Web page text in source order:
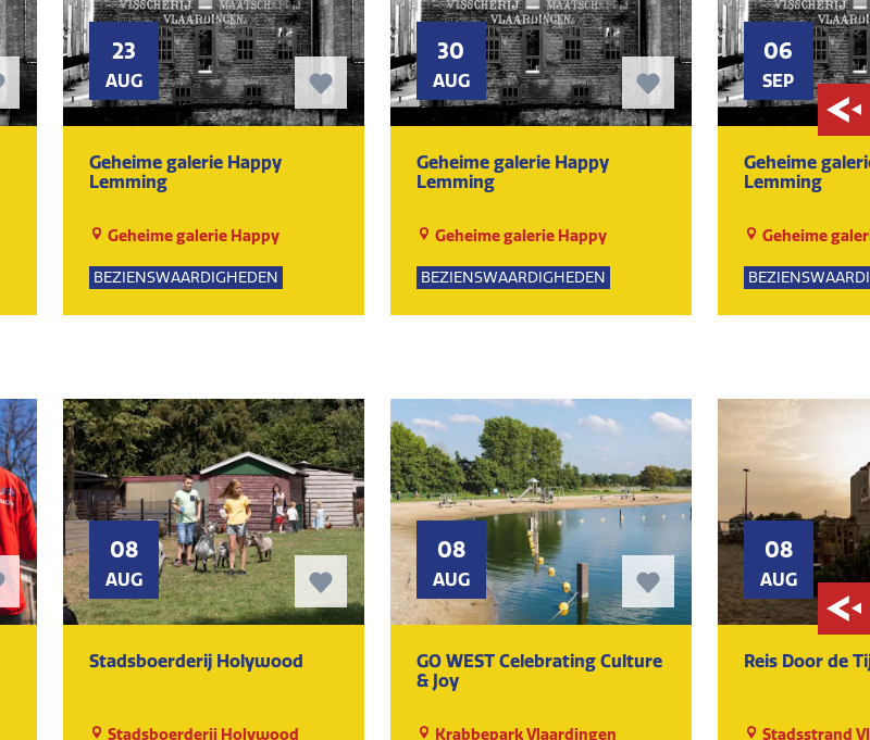
23
AUG
Geheime galerie Happy
Lemming
Geheime galerie Happy
BEZIENSWAARDIGHEDEN
KUNST EN CULTUUR
MUSEUM
30
AUG
Geheime galerie Happy
Lemming
Geheime galerie Happy
BEZIENSWAARDIGHEDEN
KUNST EN CULTUUR
MUSEUM
06
SEP
Geheime
Lemming
Geheime
KUNST EN
08
AUG
Stadsboerderij Holywood
Stadsboerderij Holywood
08
AUG
GO WEST Celebrating Culture
& Joy
Krabbepark Vlaardingen
08
AUG
Reis Door de
Stadsstrand